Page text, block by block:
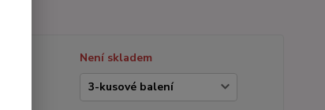
Není skladem